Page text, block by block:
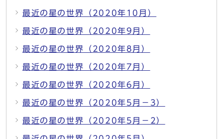
最近の星の世界（2020年10月）
最近の星の世界（2020年9月）
最近の星の世界（2020年8月）
最近の星の世界（2020年7月）
最近の星の世界（2020年6月）
最近の星の世界（2020年5月－3）
最近の星の世界（2020年5月－2）